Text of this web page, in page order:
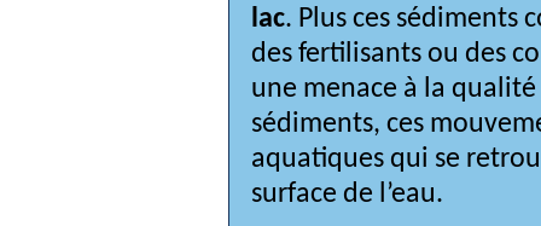
lac. Plus ces sédiments
des fertilisants ou des
une menace à la qualité
sédiments, ces
aquatiques qui se
surface de l’eau.